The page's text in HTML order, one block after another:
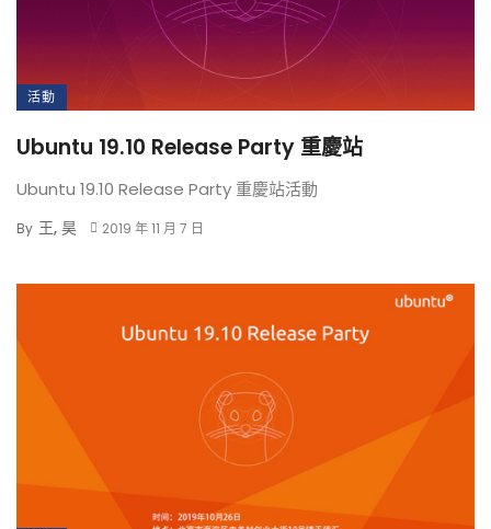
活動
Ubuntu 19.10 Release Party 重慶站
Ubuntu 19.10 Release Party 重慶站活動
By 王, 昊 2019 年 11 月 7 日